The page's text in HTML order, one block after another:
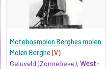
Motebosmolen Berghes molen
Molen Berghe(V)
Geluveld (Zonnebeke), West-